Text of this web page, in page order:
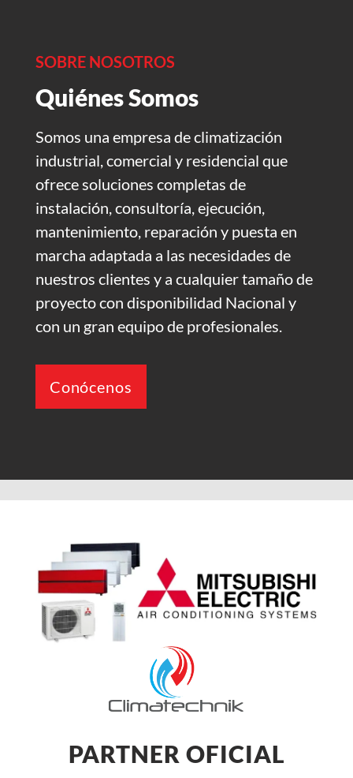
SOBRE NOSOTROS
Quiénes Somos
Somos una empresa de climatización
industrial, comercial y residencial que
ofrece soluciones completas de
instalación, consultoría, ejecución,
mantenimiento, reparación y puesta en
marcha adaptada a las necesidades de
nuestros clientes y a cualquier tamaño de
proyecto con disponibilidad Nacional y
con un gran equipo de profesionales.
Conócenos
PARTNER OFICIAL